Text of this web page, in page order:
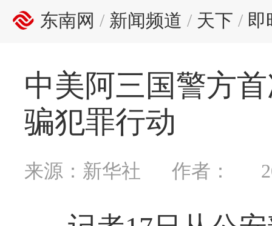
东南网 / 新闻频道 / 天下 / 即
中美阿三国警方
骗犯罪行动
来源：新华社 作者：